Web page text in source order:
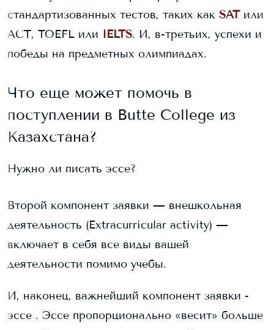
стандартизованных тестов, таких как SAT или
ACT, TOEFL или IELTS. И, в-третьих, успехи и
победы на предметных олимпиадах.
Что еще может помочь в
поступлении в Butte College из
Казахстана?
Нужно ли писать эссе?
Второй компонент заявки — внешкольная
деятельность (Extracurricular activity) —
включает в себя все виды вашей
деятельности помимо учебы.
И, наконец, важнейший компонент заявки -
эссе . Эссе пропорционально «весит» больше